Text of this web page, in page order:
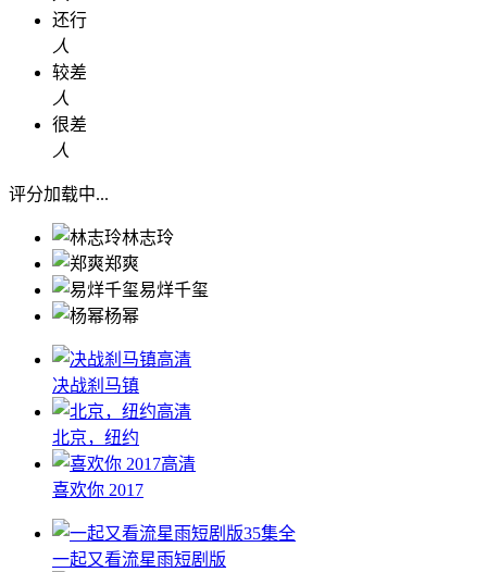
还行
人
较差
人
很差
人
评分加载中...
林志玲
郑爽
易烊千玺
杨幂
高清
决战刹马镇
高清
北京，纽约
高清
喜欢你 2017
35集全
一起又看流星雨短剧版